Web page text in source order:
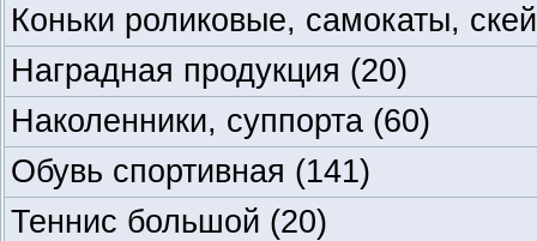
Коньки роликовые, самокаты,
Наградная продукция (20)
Наколенники, суппорта (60)
Обувь спортивная (141)
Теннис большой (20)